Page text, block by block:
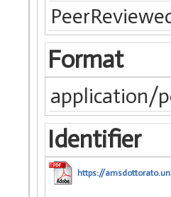
Format
application/
Identifier
https://